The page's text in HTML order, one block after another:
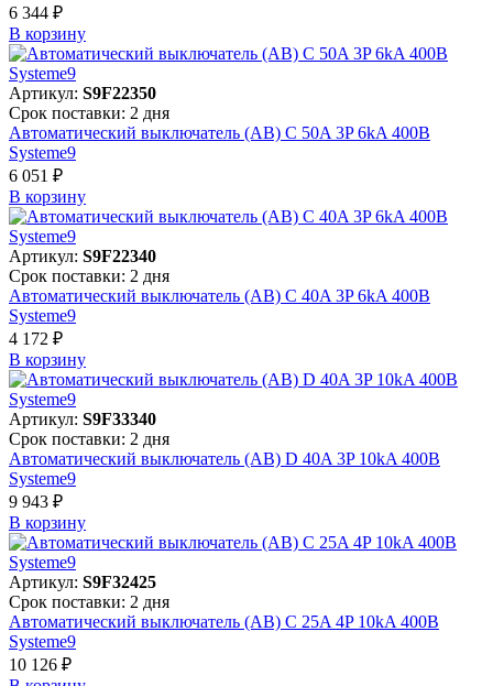
6 344 ₽
В корзинy
Артикул: S9F22350
Срок поставки: 2 дня
Автоматический выключатель (АВ) C 50A 3P 6kA 400В
Systeme9
6 051 ₽
В корзинy
Артикул: S9F22340
Срок поставки: 2 дня
Автоматический выключатель (АВ) C 40A 3P 6kA 400В
Systeme9
4 172 ₽
В корзинy
Артикул: S9F33340
Срок поставки: 2 дня
Автоматический выключатель (АВ) D 40A 3P 10kA 400В
Systeme9
9 943 ₽
В корзинy
Артикул: S9F32425
Срок поставки: 2 дня
Автоматический выключатель (АВ) C 25A 4P 10kA 400В
Systeme9
10 126 ₽